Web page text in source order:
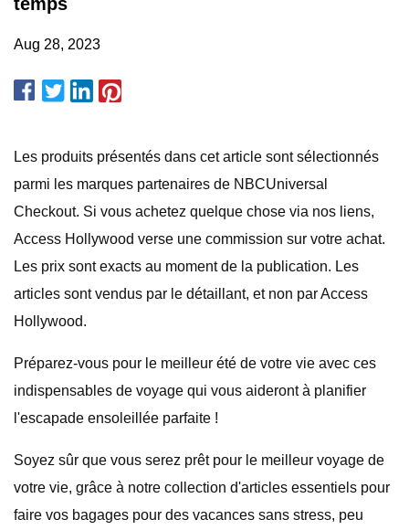
Aug 28, 2023
Les produits présentés dans cet article sont sélectionnés
parmi les marques partenaires de NBCUniversal
Checkout. Si vous achetez quelque chose via nos liens,
Access Hollywood verse une commission sur votre achat.
Les prix sont exacts au moment de la publication. Les
articles sont vendus par le détaillant, et non par Access
Hollywood.
Préparez-vous pour le meilleur été de votre vie avec ces
indispensables de voyage qui vous aideront à planifier
l'escapade ensoleillée parfaite !
Soyez sûr que vous serez prêt pour le meilleur voyage de
votre vie, grâce à notre collection d'articles essentiels pour
faire vos bagages pour des vacances sans stress, peu